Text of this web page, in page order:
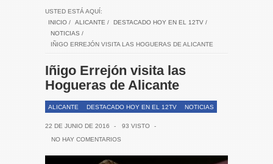
USTED ESTÁ AQUÍ:
INICIO / ALICANTE / DESTACADO HOY EN EL 12TV /
NOTICIAS /
IÑIGO ERREJÓN VISITA LAS HOGUERAS DE ALICANTE
Iñigo Errejón visita las
Hogueras de Alicante
ALICANTE DESTACADO HOY EN EL 12TV NOTICIAS
22 DE JUNIO DE 2016 - 93 VISTO
-
NO HAY COMENTARIOS